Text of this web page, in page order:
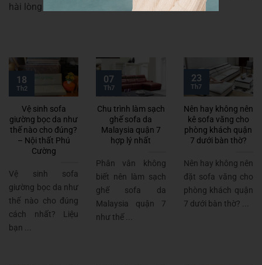
hài lòng cao nhất.
Vệ sinh sofa
giường bọc da như
thế nào cho đúng?
– Nội thất Phú
Cường
Vệ sinh sofa
giường bọc da như
thế nào cho đúng
cách nhất? Liệu
bạn ...
18
Th2
Chu trình làm sạch
ghế sofa da
Malaysia quận 7
hợp lý nhất
Phân vân không
biết nên làm sạch
ghế sofa da
Malaysia quận 7
như thế ...
07
Th7
Nên hay không nên
kê sofa văng cho
phòng khách quận
7 dưới bàn thờ?
Nên hay không nên
đặt sofa văng cho
phòng khách quận
7 dưới bàn thờ? ...
23
Th7